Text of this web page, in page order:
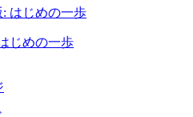
じめの一歩